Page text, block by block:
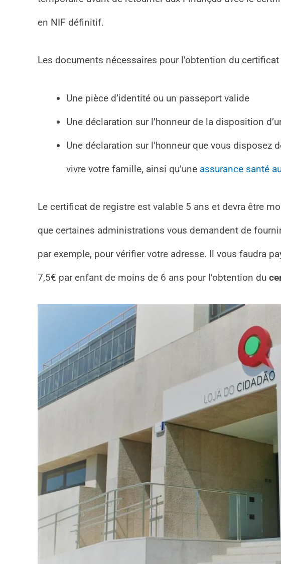
en NIF définitif.
Les documents nécessaires pour l’obtention du
Une pièce d’identité ou un passeport valide
Une déclaration sur l’honneur de la disposition
Une déclaration sur l’honneur que vous disposez
vivre votre famille, ainsi qu’une assurance santé
Le certificat de registre est valable 5 ans et devra être
que certaines administrations vous demandent de
par exemple, pour vérifier votre adresse. Il vous faudra
7,5€ par enfant de moins de 6 ans pour l’obtention du